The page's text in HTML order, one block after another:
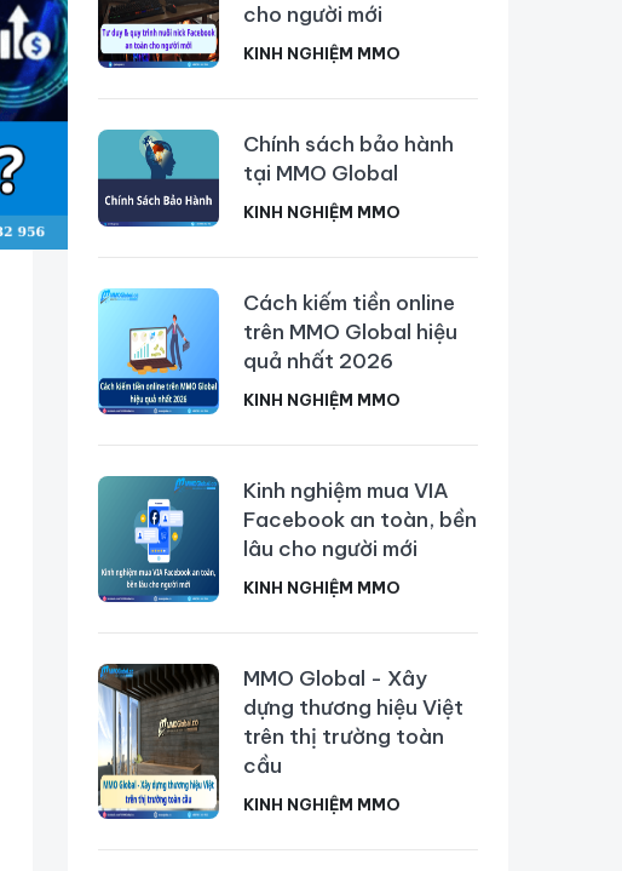
cho người mới
KINH NGHIỆM MMO
Chính sách bảo hành
tại MMO Global
KINH NGHIỆM MMO
Cách kiếm tiền online
trên MMO Global hiệu
quả nhất 2026
KINH NGHIỆM MMO
Kinh nghiệm mua VIA
Facebook an toàn, bền
lâu cho người mới
KINH NGHIỆM MMO
MMO Global - Xây
dựng thương hiệu Việt
trên thị trường toàn
cầu
KINH NGHIỆM MMO